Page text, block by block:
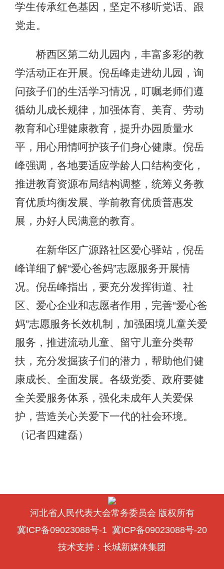
学生传承红色基因，坚定不移听党话、跟
党走。
桥西区第二幼儿园内，丰富多彩的教
学活动正在开展。倪岳峰走进幼儿园，询
问孩子们的生活学习情况，叮嘱老师们遵
循幼儿成长规律，加强体育、美育、劳动
教育和心理健康教育，提升办园质量水
平，用心用情呵护孩子们身心健康。倪岳
峰强调，各地要适应学龄人口结构变化，
推进教育资源布局结构调整，统筹义务教
育优质均衡发展、学前教育优质普惠发
展，办好人民满意的教育。
在新华区广源路社区爱心驿站，倪岳
峰详细了解“爱心爸妈”志愿服务开展情
况。倪岳峰指出，要充分发挥街道、社
区、爱心企业和志愿者作用，完善“爱心爸
妈”志愿服务长效机制，加强困境儿童关爱
服务，推进流动儿童、留守儿童分类帮
扶，充分发掘孩子们的潜力，帮助他们健
康成长、全面发展。各级党委、政府要健
全关爱服务体系，强化未成年人关爱保
护，营造关心关爱下一代的社会环境。
（记者四建磊）
河北省人民代表大会常务委员会 版权所有
冀ICP备09023088号-1 冀ICP备09023088号-20
技术支持： 长城新媒体集团